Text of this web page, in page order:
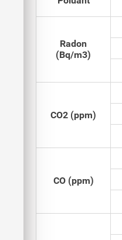
Radon
(Bq/m3)
CO2 (ppm)
CO (ppm)